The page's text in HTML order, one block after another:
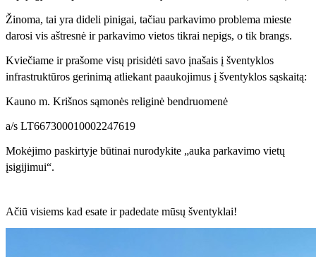
Žinoma, tai yra dideli pinigai, tačiau parkavimo problema mieste
darosi vis aštresnė ir parkavimo vietos tikrai nepigs, o tik brangs.
Kviečiame ir prašome visų prisidėti savo įnašais į šventyklos
infrastruktūros gerinimą atliekant paaukojimus į šventyklos sąskaitą:
Kauno m. Krišnos sąmonės religinė bendruomenė
a/s LT667300010002247619
Mokėjimo paskirtyje būtinai nurodykite „auka parkavimo vietų
įsigijimui“.
Ačiū visiems kad esate ir padedate mūsų šventyklai!